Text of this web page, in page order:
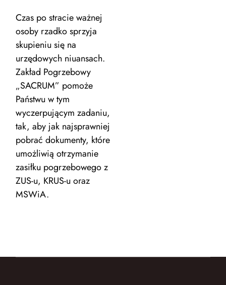
Czas po stracie ważnej
osoby rzadko sprzyja
skupieniu się na
urzędowych niuansach.
Zakład Pogrzebowy
„SACRUM” pomoże
Państwu w tym
wyczerpującym zadaniu,
tak, aby jak najsprawniej
pobrać dokumenty, które
umożliwią otrzymanie
zasiłku pogrzebowego z
ZUS-u, KRUS-u oraz
MSWiA.